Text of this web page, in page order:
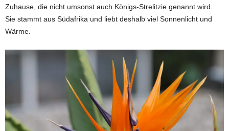
Zuhause, die nicht umsonst auch Königs-Strelitzie genannt wird.
Sie stammt aus Südafrika und liebt deshalb viel Sonnenlicht und
Wärme.